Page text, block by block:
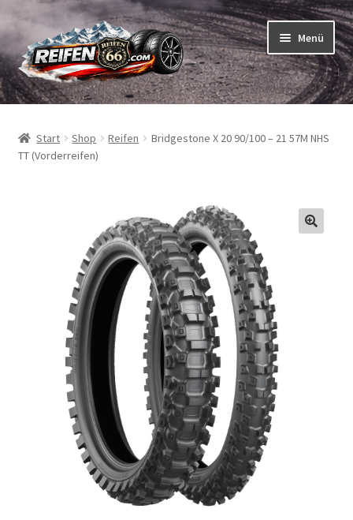
Zur
Navigation
springen
Zum
Inhalt
springen
Menü
Reifen
Schläuche
Reifentests
Start Shop Reifen
Bridgestone X 20 90/100 – 21 57M NHS
TT (Vorderreifen)